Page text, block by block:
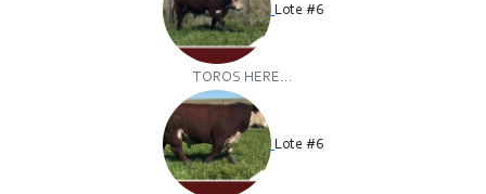
Lote #6
TOROS HERE...
Lote #6